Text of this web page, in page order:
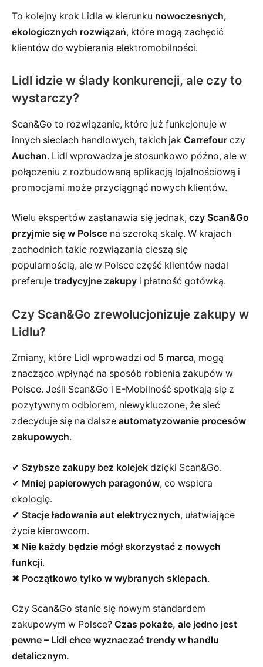
To kolejny krok Lidla w kierunku nowoczesnych,
ekologicznych rozwiązań, które mogą zachęcić
klientów do wybierania elektromobilności.
Lidl idzie w ślady konkurencji, ale czy to
wystarczy?
Scan&Go to rozwiązanie, które już funkcjonuje w
innych sieciach handlowych, takich jak Carrefour czy
Auchan. Lidl wprowadza je stosunkowo późno, ale w
połączeniu z rozbudowaną aplikacją lojalnościową i
promocjami może przyciągnąć nowych klientów.
Wielu ekspertów zastanawia się jednak, czy Scan&Go
przyjmie się w Polsce na szeroką skalę. W krajach
zachodnich takie rozwiązania cieszą się
popularnością, ale w Polsce część klientów nadal
preferuje tradycyjne zakupy i płatność gotówką.
Czy Scan&Go zrewolucjonizuje zakupy w
Lidlu?
Zmiany, które Lidl wprowadzi od 5 marca, mogą
znacząco wpłynąć na sposób robienia zakupów w
Polsce. Jeśli Scan&Go i E-Mobilność spotkają się z
pozytywnym odbiorem, niewykluczone, że sieć
zdecyduje się na dalsze automatyzowanie procesów
zakupowych.
✔ Szybsze zakupy bez kolejek dzięki Scan&Go.
✔ Mniej papierowych paragonów, co wspiera
ekologię.
✔ Stacje ładowania aut elektrycznych, ułatwiające
życie kierowcom.
✖ Nie każdy będzie mógł skorzystać z nowych
funkcji.
✖ Początkowo tylko w wybranych sklepach.
Czy Scan&Go stanie się nowym standardem
zakupowym w Polsce? Czas pokaże, ale jedno jest
pewne – Lidl chce wyznaczać trendy w handlu
detalicznym.